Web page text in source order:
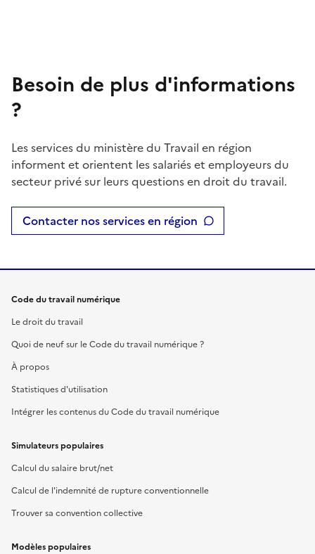
Besoin de plus d'informations
?
Les services du ministère du Travail en région
informent et orientent les salariés et employeurs du
secteur privé sur leurs questions en droit du travail.
Contacter nos services en région
Code du travail numérique
Le droit du travail
Quoi de neuf sur le Code du travail numérique ?
À propos
Statistiques d'utilisation
Intégrer les contenus du Code du travail numérique
Simulateurs populaires
Calcul du salaire brut/net
Calcul de l'indemnité de rupture conventionnelle
Trouver sa convention collective
Modèles populaires